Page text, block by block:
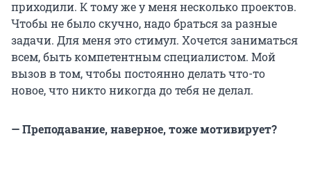
приходили. К тому же у меня несколько проектов.
Чтобы не было скучно, надо браться за разные
задачи. Для меня это стимул. Хочется заниматься
всем, быть компетентным специалистом. Мой
вызов в том, чтобы постоянно делать что-то
новое, что никто никогда до тебя не делал.
— Преподавание, наверное, тоже мотивирует?